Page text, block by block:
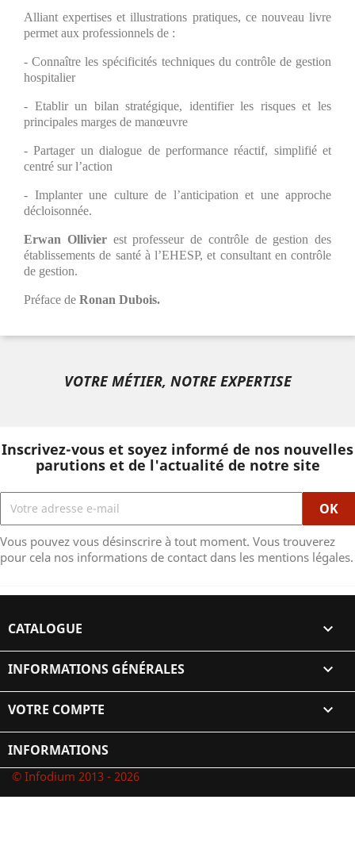
Alliant expertises et illustrations pratiques, ce nouveau livre
permet aux professionnels de :
- Connaître les spécificités techniques du contrôle de gestion
hospitalier
- Etablir un bilan stratégique, identifier les risques et les
principales marges de manœuvre
- Partager un dialogue de performance réactif, simplifié et
centré sur l’action
- Implanter une culture de l’anticipation et une approche
décloisonnée.
Erwan Ollivierest professeur de contrôle de gestion des
établissements de santé à l’EHESP, et consultant en contrôle
de gestion.
Préface de Ronan Dubois.
VOTRE MÉTIER, NOTRE EXPERTISE
Inscrivez-vous et soyez informé de nos nouvelles
parutions et de l'actualité de notre site
Vous pouvez vous désinscrire à tout moment. Vous trouverez
pour cela nos informations de contact dans les mentions légales.
CATALOGUE 
INFORMATIONS GÉNÉRALES 
VOTRE COMPTE 
INFORMATIONS
© Infodium 2013 - 2026